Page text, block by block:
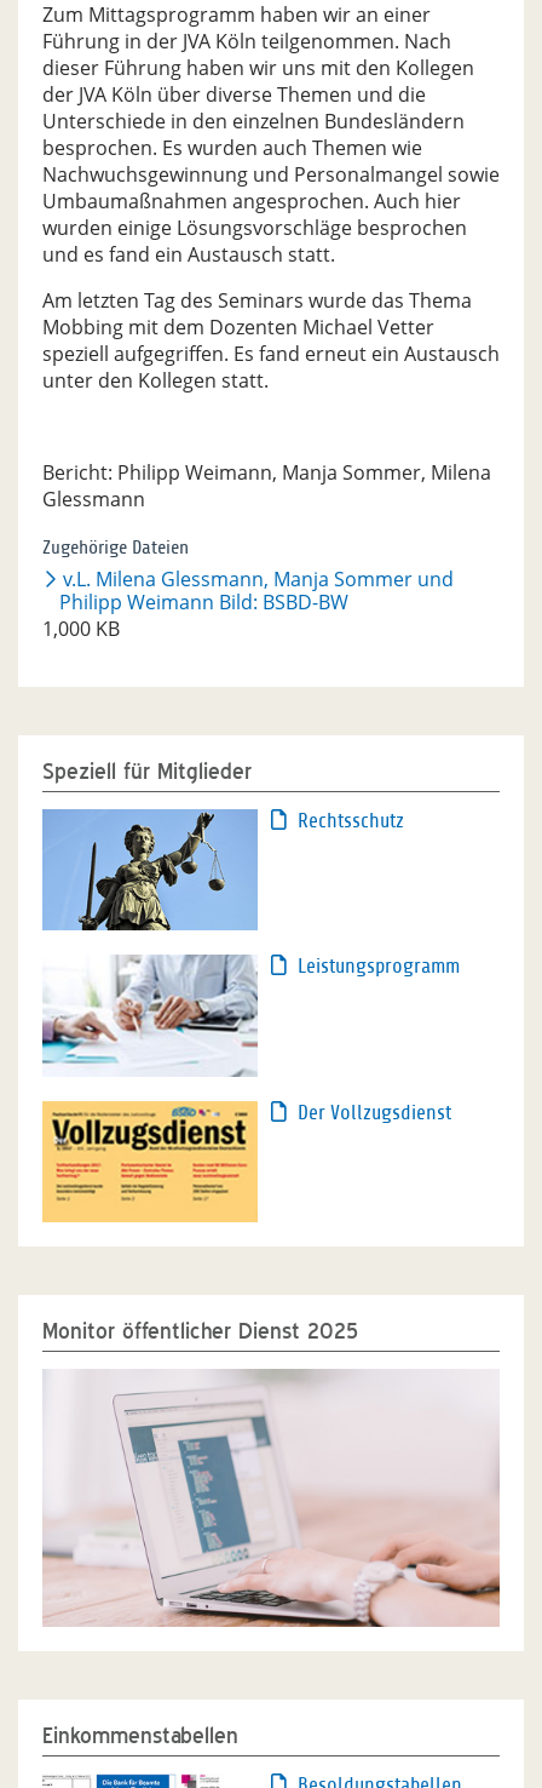
Zum Mittagsprogramm haben wir an einer
Führung in der JVA Köln teilgenommen. Nach
dieser Führung haben wir uns mit den Kollegen
der JVA Köln über diverse Themen und die
Unterschiede in den einzelnen Bundesländern
besprochen. Es wurden auch Themen wie
Nachwuchsgewinnung und Personalmangel sowie
Umbaumaßnahmen angesprochen. Auch hier
wurden einige Lösungsvorschläge besprochen
und es fand ein Austausch statt.
Am letzten Tag des Seminars wurde das Thema
Mobbing mit dem Dozenten Michael Vetter
speziell aufgegriffen. Es fand erneut ein Austausch
unter den Kollegen statt.
Bericht: Philipp Weimann, Manja Sommer, Milena
Glessmann
Zugehörige Dateien
v.L. Milena Glessmann, Manja Sommer und
Philipp Weimann Bild: BSBD-BW
1,000 KB
Speziell für Mitglieder
Rechtsschutz
Leistungsprogramm
Der Vollzugsdienst
Monitor öffentlicher Dienst 2025
Einkommenstabellen